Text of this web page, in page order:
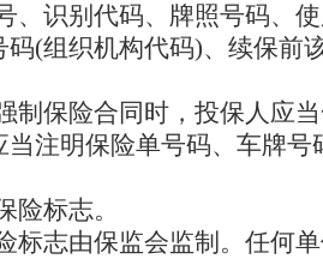
识别代码、牌照号码、
(组织机构代码)、续保前
制保险合同时，投保人应
注明保险单号码、车牌
标志。
标志由保监会监制。任何